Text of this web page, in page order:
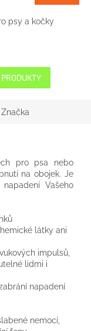
psy a kočky
Značka
pro psa nebo
na obojek. Je
Vašeho
látky ani
impulsů,
lidmi i
napadení
nemocí,